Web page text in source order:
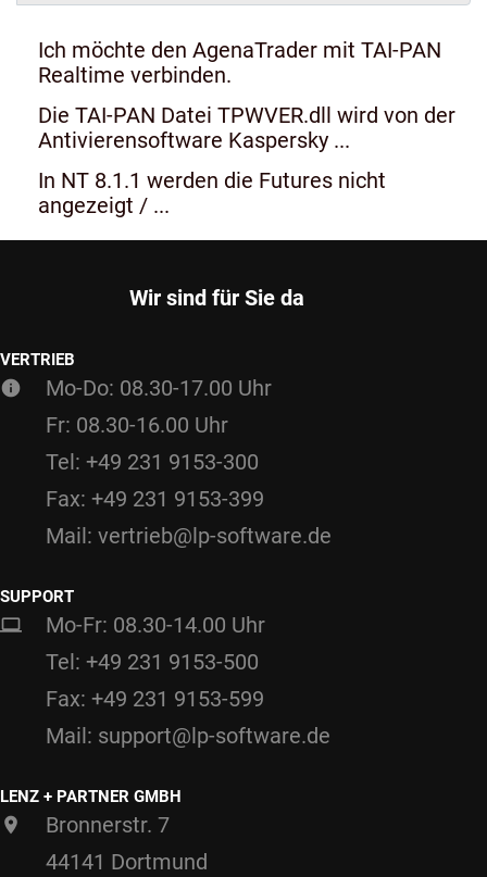
Ich möchte den AgenaTrader mit TAI-PAN
Realtime verbinden.
Die TAI-PAN Datei TPWVER.dll wird von der
Antivierensoftware Kaspersky ...
In NT 8.1.1 werden die Futures nicht
angezeigt / ...
Wir sind für Sie da
VERTRIEB
Mo-Do: 08.30-17.00 Uhr
Fr: 08.30-16.00 Uhr
Tel: +49 231 9153-300
Fax: +49 231 9153-399
Mail: vertrieb@lp-software.de
SUPPORT
Mo-Fr: 08.30-14.00 Uhr
Tel: +49 231 9153-500
Fax: +49 231 9153-599
Mail: support@lp-software.de
LENZ + PARTNER GMBH
Bronnerstr. 7
44141 Dortmund